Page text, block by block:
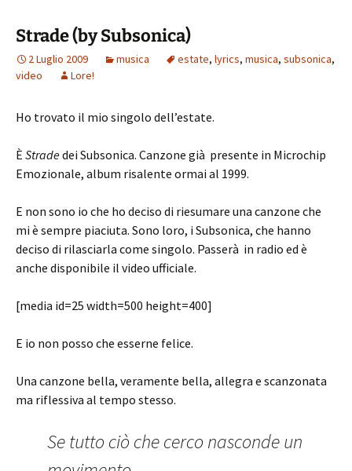
Strade (by Subsonica)
2 Luglio 2009 musica estate, lyrics, musica, subsonica,
video
Lore!
Ho trovato il mio singolo dell’estate.
È Stradedei Subsonica. Canzone già presente in Microchip
Emozionale, album risalente ormai al 1999.
E non sono io che ho deciso di riesumare una canzone che
mi è sempre piaciuta. Sono loro, i Subsonica, che hanno
deciso di rilasciarla come singolo. Passerà in radio ed è
anche disponibile il video ufficiale.
[media id=25 width=500 height=400]
E io non posso che esserne felice.
Una canzone bella, veramente bella, allegra e scanzonata
ma riflessiva al tempo stesso.
Se tutto ciò che cerco nasconde un